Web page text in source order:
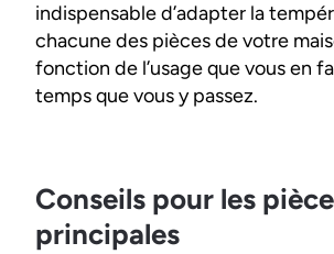
indispensable d’adapter la
chacune des pièces de votre
fonction de l’usage que vous en
temps que vous y passez.
Conseils pour les
principales